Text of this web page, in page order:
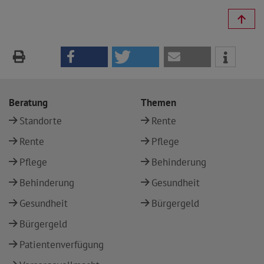
Beratung
Standorte
Rente
Pflege
Behinderung
Gesundheit
Bürgergeld
Patientenverfügung
Themen
Rente
Pflege
Behinderung
Gesundheit
Bürgergeld